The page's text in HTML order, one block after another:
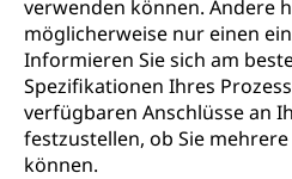
verwenden können. Andere
möglicherweise nur einen
Informieren Sie sich am
Spezifikationen Ihres
verfügbaren Anschlüsse an
festzustellen, ob Sie
können.